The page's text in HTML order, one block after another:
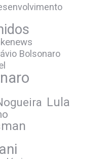
Bolsonaro
Lula